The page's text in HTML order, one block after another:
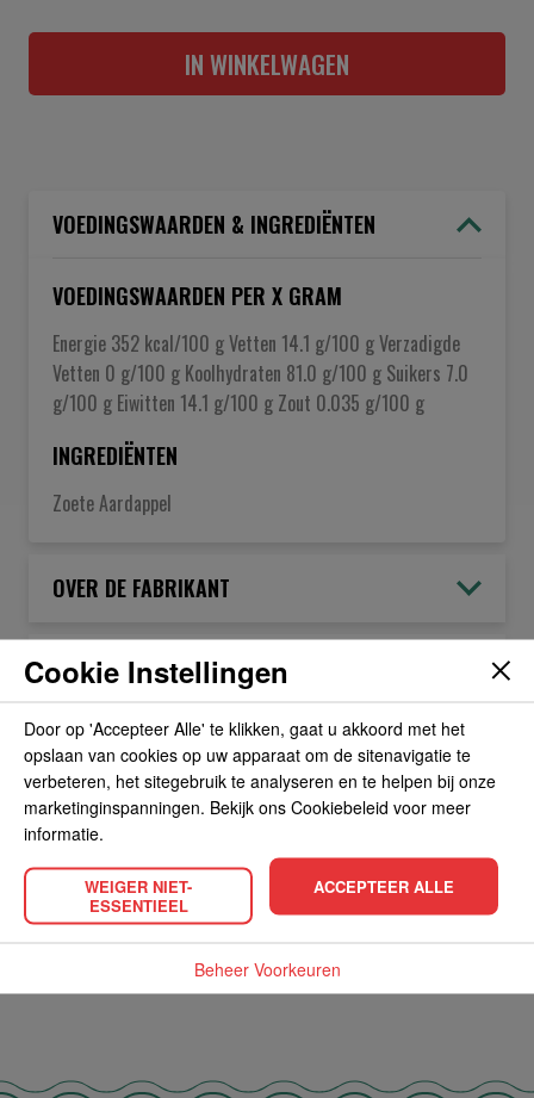
IN WINKELWAGEN
VOEDINGSWAARDEN & INGREDIËNTEN
VOEDINGSWAARDEN PER X GRAM
Energie 352 kcal/100 g Vetten 14.1 g/100 g Verzadigde
Vetten 0 g/100 g Koolhydraten 81.0 g/100 g Suikers 7.0
g/100 g Eiwitten 14.1 g/100 g Zout 0.035 g/100 g
INGREDIËNTEN
Zoete Aardappel
OVER DE FABRIKANT
ALLERGIEËN
OVERIGE INFORMATIE
POPULAIRE PRODUCTEN
Cookie Instellingen
Door op 'Accepteer Alle' te klikken, gaat u akkoord met het
opslaan van cookies op uw apparaat om de sitenavigatie te
verbeteren, het sitegebruik te analyseren en te helpen bij onze
marketinginspanningen. Bekijk ons Cookiebeleid voor meer
informatie.
WEIGER NIET-
ESSENTIEEL
ACCEPTEER ALLE
Beheer Voorkeuren